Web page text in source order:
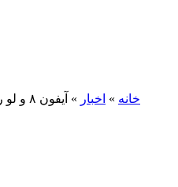
خانه » اخبار » آیفون ۸ و لو رفتن اطلاعات توسط هومپاد جدید